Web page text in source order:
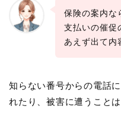
保険の案内な
支払いの催促
あえず出て内
知らない番号からの電話
れたり、被害に遭うこと